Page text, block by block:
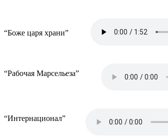
“Боже царя храни”
“Рабочая Марсельеза”
“Интернационал”